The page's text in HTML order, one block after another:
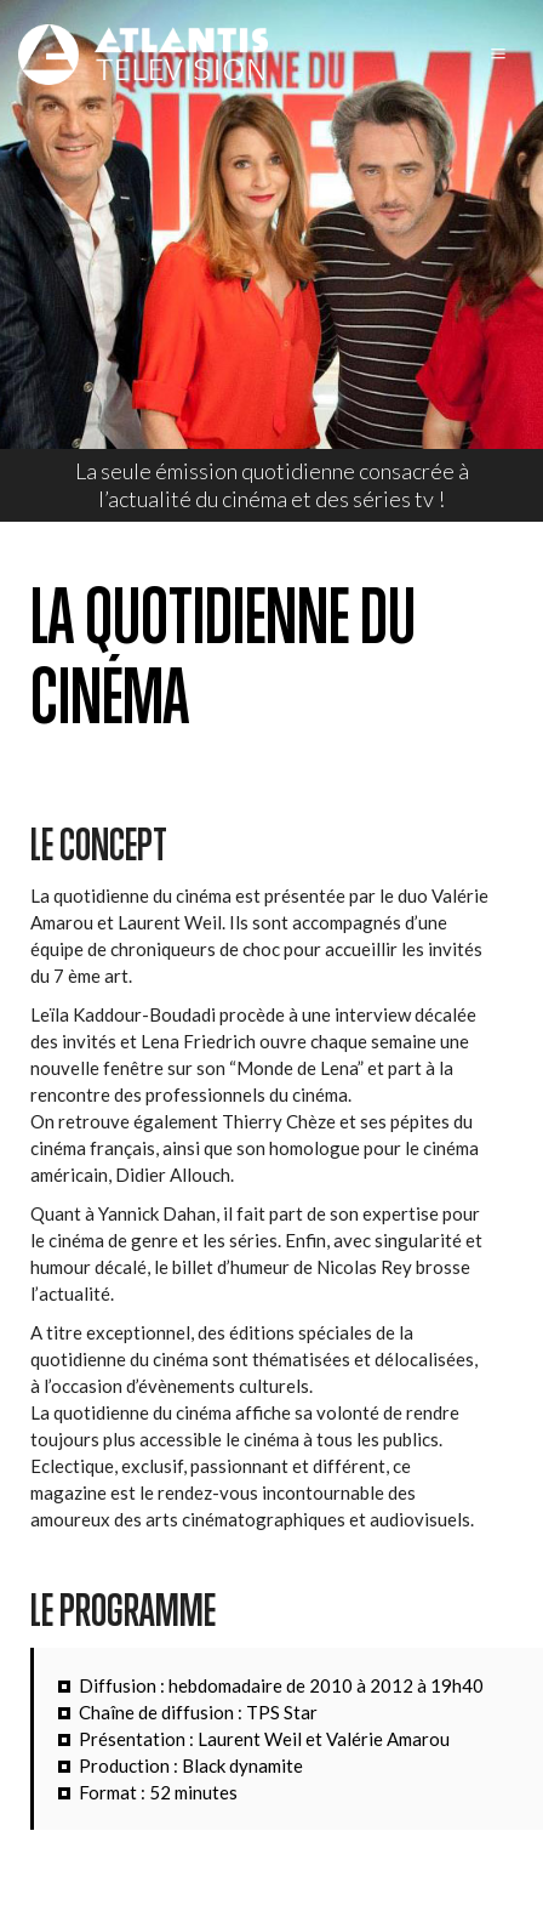
La seule émission quotidienne consacrée à
l’actualité du cinéma et des séries tv !
LA QUOTIDIENNE DU
CINÉMA
LE CONCEPT
La quotidienne du cinéma est présentée par le duo Valérie
Amarou et Laurent Weil. Ils sont accompagnés d’une
équipe de chroniqueurs de choc pour accueillir les invités
du 7 ème art.
Leïla Kaddour-Boudadi procède à une interview décalée
des invités et Lena Friedrich ouvre chaque semaine une
nouvelle fenêtre sur son “Monde de Lena” et part à la
rencontre des professionnels du cinéma.
On retrouve également Thierry Chèze et ses pépites du
cinéma français, ainsi que son homologue pour le cinéma
américain, Didier Allouch.
Quant à Yannick Dahan, il fait part de son expertise pour
le cinéma de genre et les séries. Enfin, avec singularité et
humour décalé, le billet d’humeur de Nicolas Rey brosse
l’actualité.
A titre exceptionnel, des éditions spéciales de la
quotidienne du cinéma sont thématisées et délocalisées,
à l’occasion d’évènements culturels.
La quotidienne du cinéma affiche sa volonté de rendre
toujours plus accessible le cinéma à tous les publics.
Eclectique, exclusif, passionnant et différent, ce
magazine est le rendez-vous incontournable des
amoureux des arts cinématographiques et audiovisuels.
LE PROGRAMME
Diffusion : hebdomadaire de 2010 à 2012 à 19h40
Chaîne de diffusion : TPS Star
Présentation : Laurent Weil et Valérie Amarou
Production : Black dynamite
Format : 52 minutes